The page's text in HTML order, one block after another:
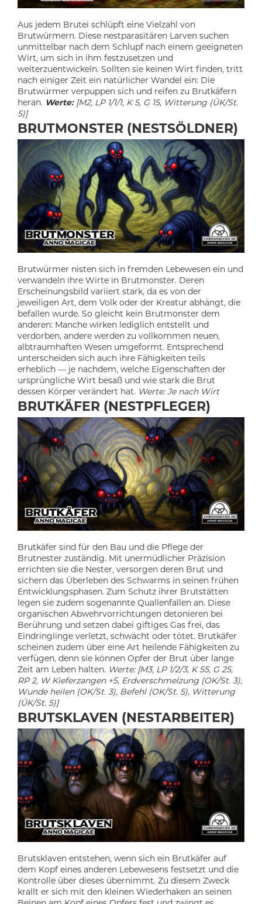
Aus jedem Brutei schlüpft eine Vielzahl von
Brutwürmern. Diese nestparasitären Larven suchen
unmittelbar nach dem Schlupf nach einem geeigneten
Wirt, um sich in ihm festzusetzen und
weiterzuentwickeln. Sollten sie keinen Wirt finden, tritt
nach einiger Zeit ein natürlicher Wandel ein: Die
Brutwürmer verpuppen sich und reifen zu Brutkäfern
heran. Werte: [M2, LP 1/1/1, K 5, G 15, Witterung (ÜK/St.
5)]
BRUTMONSTER (NESTSÖLDNER)
Brutwürmer nisten sich in fremden Lebewesen ein und
verwandeln ihre Wirte in Brutmonster. Deren
Erscheinungsbild variiert stark, da es von der
jeweiligen Art, dem Volk oder der Kreatur abhängt, die
befallen wurde. So gleicht kein Brutmonster dem
anderen: Manche wirken lediglich entstellt und
verdorben, andere werden zu vollkommen neuen,
albtraumhaften Wesen umgeformt. Entsprechend
unterscheiden sich auch ihre Fähigkeiten teils
erheblich — je nachdem, welche Eigenschaften der
ursprüngliche Wirt besaß und wie stark die Brut
dessen Körper verändert hat. Werte: Je nach Wirt
BRUTKÄFER (NESTPFLEGER)
Brutkäfer sind für den Bau und die Pflege der
Brutnester zuständig. Mit unermüdlicher Präzision
errichten sie die Nester, versorgen deren Brut und
sichern das Überleben des Schwarms in seinen frühen
Entwicklungsphasen. Zum Schutz ihrer Brutstätten
legen sie zudem sogenannte Quallenfallen an. Diese
organischen Abwehrvorrichtungen detonieren bei
Berührung und setzen dabei giftiges Gas frei, das
Eindringlinge verletzt, schwächt oder tötet. Brutkäfer
scheinen zudem über eine Art heilende Fähigkeiten zu
verfügen, denn sie können Opfer der Brut über lange
Zeit am Leben halten. Werte: [M3, LP 1/2/3, K 55, G 25,
RP 2, W Kieferzangen +5, Erdverschmelzung (OK/St. 3),
Wunde heilen (OK/St. 3), Befehl (OK/St. 5), Witterung
(ÜK/St. 5)]
BRUTSKLAVEN (NESTARBEITER)
Brutsklaven entstehen, wenn sich ein Brutkäfer auf
dem Kopf eines anderen Lebewesens festsetzt und die
Kontrolle über dieses übernimmt. Zu diesem Zweck
krallt er sich mit den kleinen Wiederhaken an seinen